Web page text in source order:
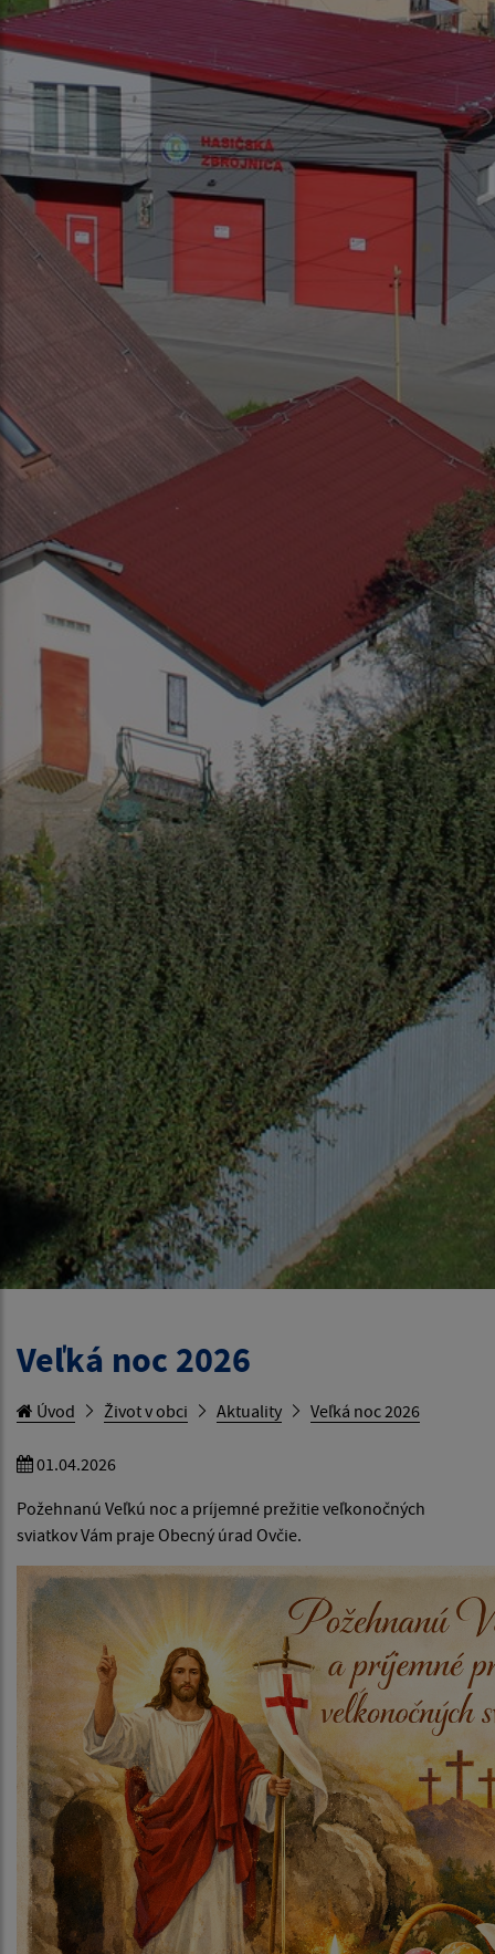
Veľká noc 2026
Úvod Život v obci Aktuality Veľká noc 2026
01.04.2026
Požehnanú Veľkú noc a príjemné prežitie veľkonočných
sviatkov Vám praje Obecný úrad Ovčie.